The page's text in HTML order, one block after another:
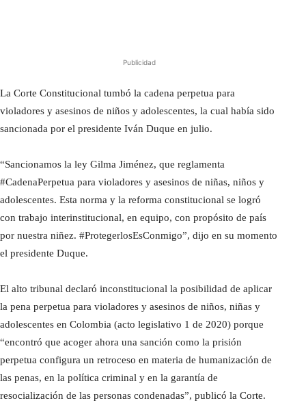
Publicidad
La Corte Constitucional tumbó la cadena perpetua para
violadores y asesinos de niños y adolescentes, la cual había sido
sancionada por el presidente Iván Duque en julio.
“Sancionamos la ley Gilma Jiménez, que reglamenta
#CadenaPerpetua para violadores y asesinos de niñas, niños y
adolescentes. Esta norma y la reforma constitucional se logró
con trabajo interinstitucional, en equipo, con propósito de país
por nuestra niñez. #ProtegerlosEsConmigo”, dijo en su momento
el presidente Duque.
El alto tribunal declaró inconstitucional la posibilidad de aplicar
la pena perpetua para violadores y asesinos de niños, niñas y
adolescentes en Colombia (acto legislativo 1 de 2020) porque
“encontró que acoger ahora una sanción como la prisión
perpetua configura un retroceso en materia de humanización de
las penas, en la política criminal y en la garantía de
resocialización de las personas condenadas”, publicó la Corte.